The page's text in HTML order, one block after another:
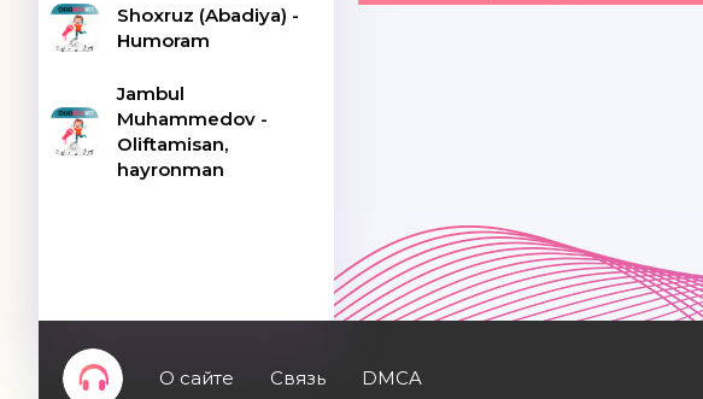
Shoxruz (Abadiya) -
Humoram
Jambul
Muhammedov -
Oliftamisan,
hayronman
О сайте Связь DMCA